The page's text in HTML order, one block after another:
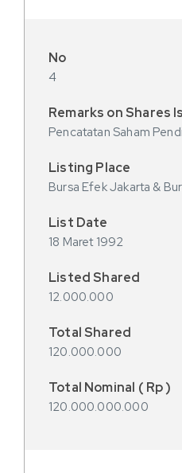
4
Pencatatan Saham
Bursa Efek Jakarta &
18 Maret 1992
12.000.000
120.000.000
120.000.000.000